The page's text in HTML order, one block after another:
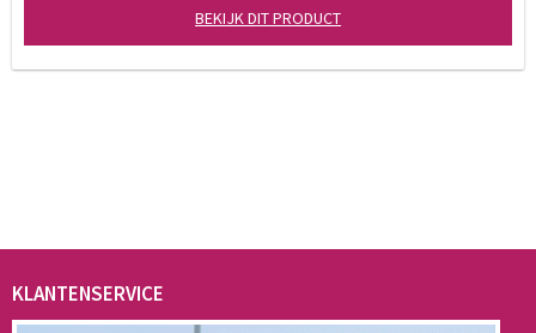
BEKIJK DIT PRODUCT
KLANTENSERVICE